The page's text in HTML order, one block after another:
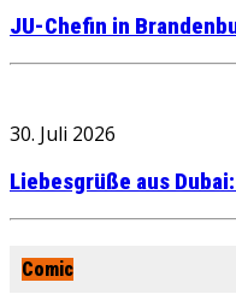
JU-Chefin in
30. Juli 2026
Liebesgrüße aus
Comic